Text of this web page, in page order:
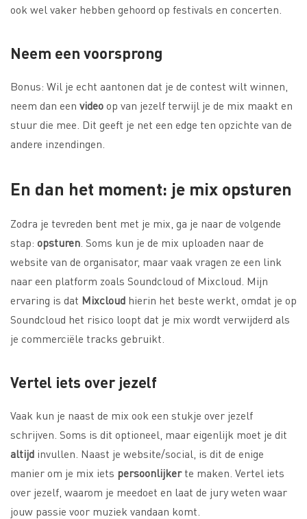
ook wel vaker hebben gehoord op festivals en concerten.
Neem een voorsprong
Bonus: Wil je echt aantonen dat je de contest wilt winnen,
neem dan een videoop van jezelf terwijl je de mix maakt en
stuur die mee. Dit geeft je net een edge ten opzichte van de
andere inzendingen.
En dan het moment: je mix opsturen
Zodra je tevreden bent met je mix, ga je naar de volgende
stap: opsturen . Soms kun je de mix uploaden naar de
website van de organisator, maar vaak vragen ze een link
naar een platform zoals Soundcloud of Mixcloud. Mijn
ervaring is dat Mixcloud hierin het beste werkt, omdat je op
Soundcloud het risico loopt dat je mix wordt verwijderd als
je commerciële tracks gebruikt.
Vertel iets over jezelf
Vaak kun je naast de mix ook een stukje over jezelf
schrijven. Soms is dit optioneel, maar eigenlijk moet je dit
altijd invullen. Naast je website/social, is dit de enige
manier om je mix iets persoonlijkerte maken. Vertel iets
over jezelf, waarom je meedoet en laat de jury weten waar
jouw passie voor muziek vandaan komt.